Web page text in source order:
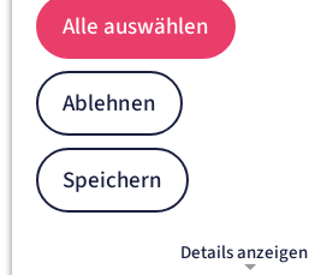
Alle auswählen
Ablehnen
Speichern
Details anzeigen